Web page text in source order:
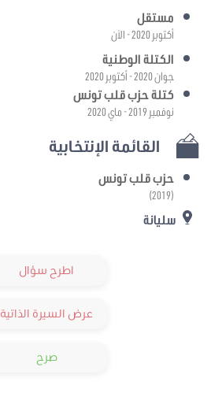
مستقل
أكتوبر 2020 - الآن
الكتلة الوطنية
جوان 2020 - أكتوبر 2020
كتلة حزب قلب تونس
نوفمبر 2019 - ماي 2020
القائمة الإنتخابية
حزب قلب تونس
(2019)
سليانة
اطرح سؤال
عرض السيرة الذاتية
صرح